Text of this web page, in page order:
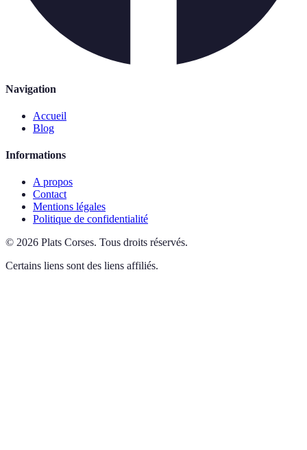
Navigation
Accueil
Blog
Informations
A propos
Contact
Mentions légales
Politique de confidentialité
© 2026 Plats Corses. Tous droits réservés.
Certains liens sont des liens affiliés.